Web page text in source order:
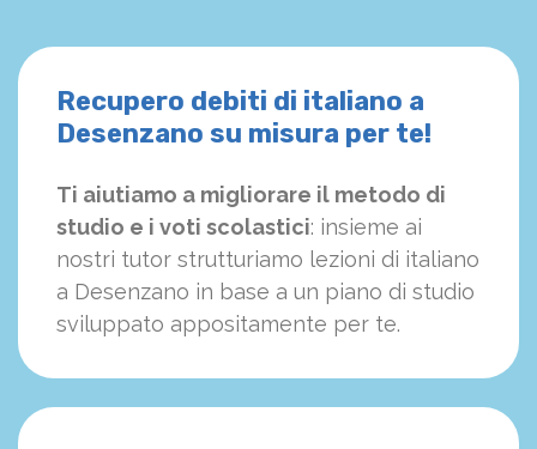
Recupero debiti di italiano a
Desenzano su misura per te!
Ti aiutiamo a migliorare il metodo di
studio e i voti scolastici: insieme ai
nostri tutor strutturiamo lezioni di italiano
a Desenzano in base a un piano di studio
sviluppato appositamente per te.